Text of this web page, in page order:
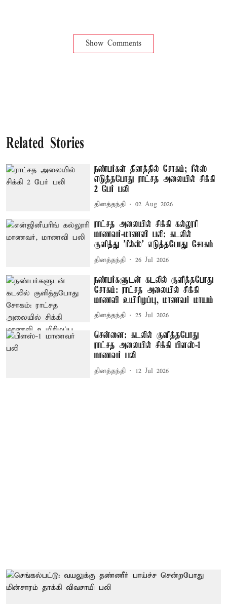
Show Comments
Related Stories
நண்பர்கள் தினத்தில் சோகம்; ரீல்ஸ்
எடுத்தபோது ராட்சத அலையில் சிக்கி
2 பேர் பலி
தினத்தந்தி 02 Aug 2026
ராட்சத அலையில் சிக்கி கல்லூரி
மாணவர்-மாணவி பலி: கடலில்
குளித்து 'ரீல்ஸ்' எடுத்தபோது சோகம்
தினத்தந்தி 26 Jul 2026
நண்பர்களுடன் கடலில் குளித்தபோது
சோகம்: ராட்சத அலையில் சிக்கி
மாணவி உயிரிழப்பு, மாணவர் மாயம்
தினத்தந்தி 25 Jul 2026
சென்னை: கடலில் குளித்தபோது
ராட்சத அலையில் சிக்கி பிளஸ்-1
மாணவர் பலி
தினத்தந்தி 12 Jul 2026